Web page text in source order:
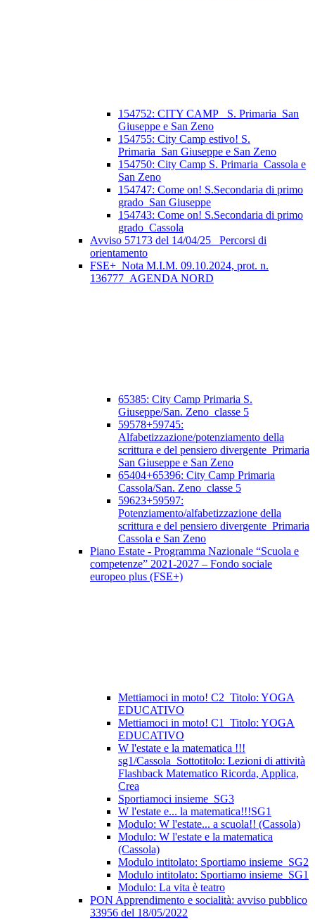
154752: CITY CAMP_ S. Primaria_San
Giuseppe e San Zeno
154755: City Camp estivo! S.
Primaria_San Giuseppe e San Zeno
154750: City Camp S. Primaria_Cassola e
San Zeno
154747: Come on! S.Secondaria di primo
grado_San Giuseppe
154743: Come on! S.Secondaria di primo
grado_Cassola
Avviso 57173 del 14/04/25_ Percorsi di
orientamento
FSE+_Nota M.I.M. 09.10.2024, prot. n.
136777_AGENDA NORD
65385: City Camp Primaria S.
Giuseppe/San. Zeno_classe 5
59578+59745:
Alfabetizzazione/potenziamento della
scrittura e del pensiero divergente_Primaria
San Giuseppe e San Zeno
65404+65396: City Camp Primaria
Cassola/San. Zeno_classe 5
59623+59597:
Potenziamento/alfabetizzazione della
scrittura e del pensiero divergente_Primaria
Cassola e San Zeno
Piano Estate - Programma Nazionale “Scuola e
competenze” 2021-2027 – Fondo sociale
europeo plus (FSE+)
Mettiamoci in moto! C2_Titolo: YOGA
EDUCATIVO
Mettiamoci in moto! C1_Titolo: YOGA
EDUCATIVO
W l'estate e la matematica !!!
sg1/Cassola_Sottotitolo: Lezioni di attività
Flashback Matematico Ricorda, Applica,
Crea
Sportiamoci insieme_SG3
W l'estate e... la matematica!!!SG1
Modulo: W l'estate... a scuola!! (Cassola)
Modulo: W l'estate e la matematica
(Cassola)
Modulo intitolato: Sportiamo insieme_SG2
Modulo intitolato: Sportiamo insieme_SG1
Modulo: La vita è teatro
PON Apprendimento e socialità: avviso pubblico
33956 del 18/05/2022